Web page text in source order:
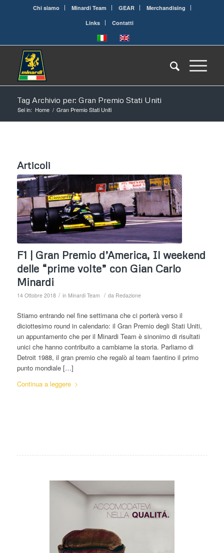
Chi siamo Minardi Team GEAR
Merchandising
Links
Contatti
Tag Archivio per: Gran Premio Stati Uniti
Sei in: Home / Gran Premio Stati Uniti
Articoli
F1 | Gran Premio d’America, Il weekend
delle “prime volte” con Gian Carlo
Minardi
14 Ottobre 2018 / in Minardi Team / da Redazione
Stiamo entrando nel fine settimana che ci porterà verso il
diciottesimo round in calendario: il Gran Premio degli Stati Uniti,
un appuntamento che per il Minardi Team è sinonimo di risultati
unici che hanno contribuito a cambiarne la storia. Parliamo di
Detroit 1988, il gran premio che regalò al team faentino il primo
punto mondiale […]
Continua a leggere